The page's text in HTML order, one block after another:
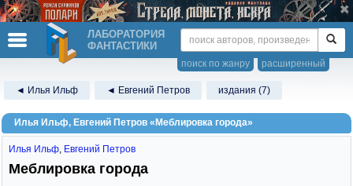
ЛАБОРАТОРИЯ
ФАНТАСТИКИ
расширенный
поиск по жанру
◄ Илья Ильф ◄ Евгений Петров издания (7)
Илья Ильф, Евгений Петров «Меблировка города»
Илья Ильф, Евгений Петров
Меблировка города